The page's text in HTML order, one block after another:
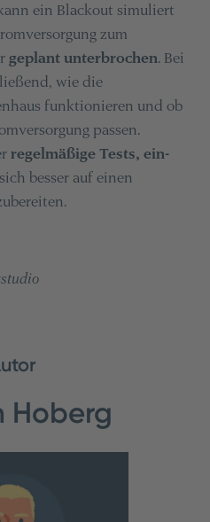
ein Blackout simuliert
zum
geplant unterbrochen. Bei
wie die
funktionieren und ob
passen.
regelmäßige Tests, ein-
besser auf einen
Hoberg